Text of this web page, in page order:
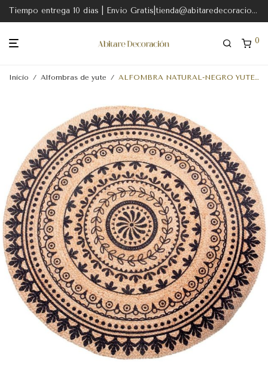
Tiempo entrega 10 dias | Envio Gratis|tienda@abitaredecoracion.com
0
Inicio / Alfombras de yute / ALFOMBRA NATURAL-NEGRO YUTE DECORACIÓN 120 X 120 X 1 CM